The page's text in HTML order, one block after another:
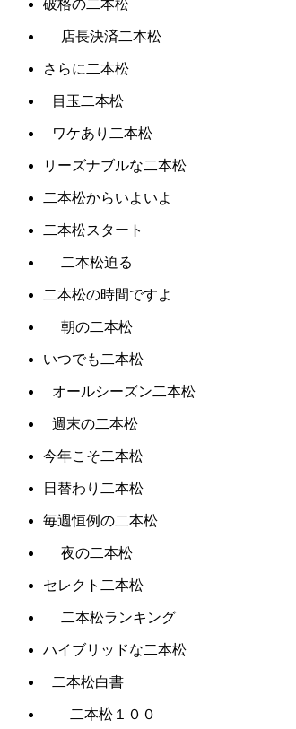
破格の二本松
店長決済二本松
さらに二本松
目玉二本松
ワケあり二本松
リーズナブルな二本松
二本松からいよいよ
二本松スタート
二本松迫る
二本松の時間ですよ
朝の二本松
いつでも二本松
オールシーズン二本松
週末の二本松
今年こそ二本松
日替わり二本松
毎週恒例の二本松
夜の二本松
セレクト二本松
二本松ランキング
ハイブリッドな二本松
二本松白書
二本松１００